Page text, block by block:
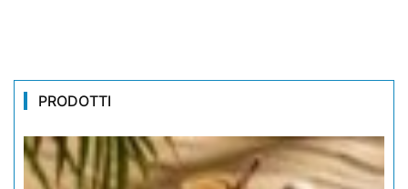
PRODOTTI